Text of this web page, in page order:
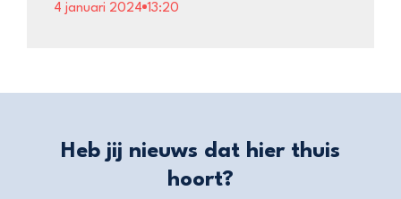
4 januari 2024 13:20
Heb jij nieuws dat hier thuis
hoort?